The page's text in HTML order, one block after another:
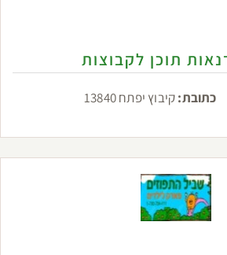
תוכן לקבוצות
כתובת:קיבוץ יפתח 13840